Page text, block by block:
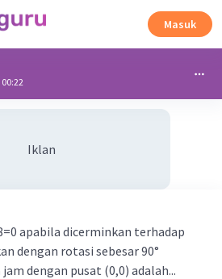
Masuk
Iklan
apabila dicerminkan terhadap
dengan rotasi sebesar 90°
dengan pusat (0,0) adalah...